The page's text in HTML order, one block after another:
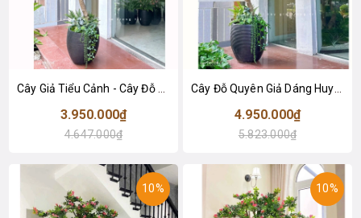
Cây Giả Tiểu Cảnh - Cây Đỗ Quyên Giả Trang Trí Không Gian Tạo Điểm Nhấn
3.950.000₫
4.647.000₫
Cây Đỗ Quyên Giả Dáng Huyền, Thiết Kế Tiểu Cảnh Cây Giả (180cm)- CC1337
4.950.000₫
5.823.000₫
10% 10%